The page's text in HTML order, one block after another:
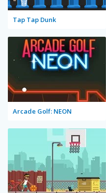
Tap Tap Dunk
Arcade Golf: NEON